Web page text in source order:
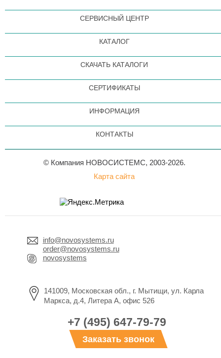
СЕРВИСНЫЙ ЦЕНТР
КАТАЛОГ
СКАЧАТЬ КАТАЛОГИ
СЕРТИФИКАТЫ
ИНФОРМАЦИЯ
КОНТАКТЫ
© Компания НОВОСИСТЕМС, 2003-2026.
Карта сайта
info@novosystems.ru
order@novosystems.ru
novosystems
141009, Московская обл., г. Мытищи, ул. Карла
Маркса, д.4, Литера А, офис 526
+7 (495) 647-79-79
Заказать звонок